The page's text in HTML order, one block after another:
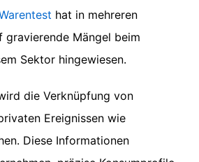
hat in mehreren
gravierende Mängel beim
Sektor hingewiesen.
die Verknüpfung von
Ereignissen wie
Diese Informationen